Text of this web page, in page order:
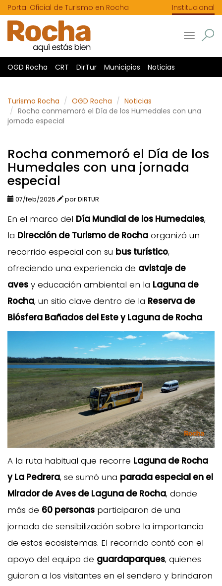
Portal Oficial de Turismo en Rocha Institucional
Toggle
OGD Rocha CRT DirTur Municipios Noticias
Turismo Rocha OGD Rocha
Noticias
Rocha conmemoró el Día de los Humedales con una
jornada especial
Rocha conmemoró el Día de los
Humedales con una jornada
especial
07/feb/2025 por DIRTUR
En el marco del Día Mundial de los Humedales,
la Dirección de Turismo de Rocha organizó un
recorrido especial con su bus turístico,
ofreciendo una experiencia de avistaje de
aves y educación ambiental en la Laguna de
Rocha, un sitio clave dentro de la Reserva de
Biósfera Bañados del Este y Laguna de Rocha.
A la ruta habitual que recorre Laguna de Rocha
y La Pedrera, se sumó una parada especial en el
Mirador de Aves de Laguna de Rocha, donde
más de 60 personas participaron de una
jornada de sensibilización sobre la importancia
de estos ecosistemas. El recorrido contó con el
apoyo del equipo de guardaparques, quienes
guiaron a los visitantes en el sendero y brindaron